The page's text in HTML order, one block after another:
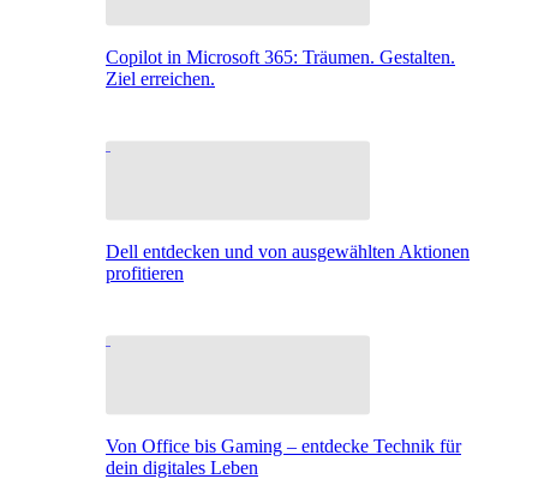
Copilot in Microsoft 365: Träumen. Gestalten.
Ziel erreichen.
Dell entdecken und von ausgewählten Aktionen
profitieren
Von Office bis Gaming – entdecke Technik für
dein digitales Leben